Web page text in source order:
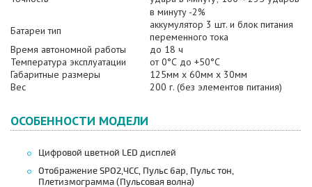
в минуту -2%
Батареи тип
аккумулятор 3 шт. и блок питания
переменного тока
Время автономной работы
до 18 ч
Температура эксплуатации
от 0°С до +50°С
Габаритные размеры
125мм x 60мм x 30мм
Вес
200 г. (без элементов питания)
ОСОБЕННОСТИ МОДЕЛИ
Цифровой цветной LED дисплей
Отображение SPO2,ЧСС, Пульс бар, Пульс тон,
Плетизмограмма (Пульсовая волна)